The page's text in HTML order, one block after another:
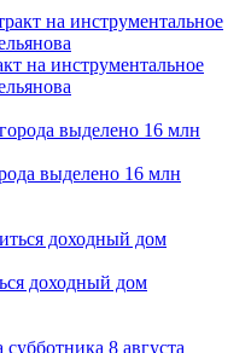
на инструментальное
выделено 16 млн
доходный дом